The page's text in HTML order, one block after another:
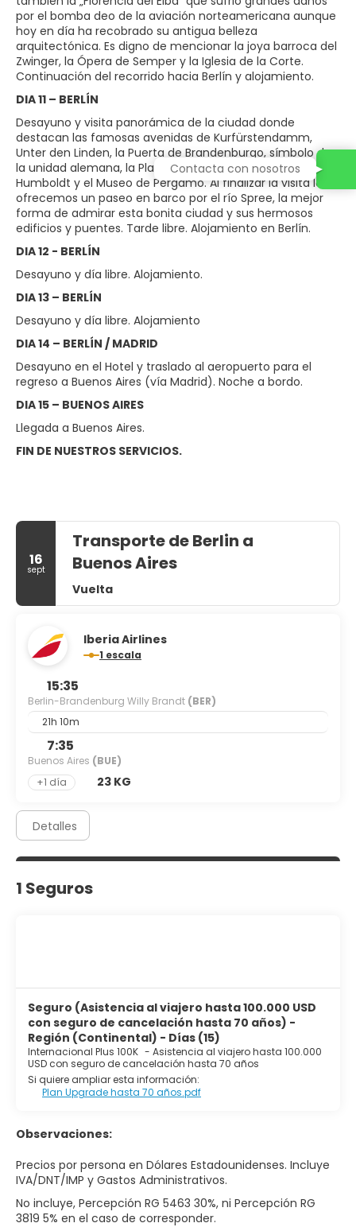
por el bomba deo de la aviación norteamericana aunque
hoy en día ha recobrado su antigua belleza
arquitectónica. Es digno de mencionar la joya barroca del
Zwinger, la Ópera de Semper y la Iglesia de la Corte.
Continuación del recorrido hacia Berlín y alojamiento.
DIA 11 – BERLÍN
Desayuno y visita panorámica de la ciudad donde
destacan las famosas avenidas de Kurfürstendamm,
Unter den Linden, la Puerta de Brandenburgo, símbolo de
la unidad alemana, la Plaza de Alejandro, la Universidad de
Humboldt y el Museo de Pérgamo. Al finalizar la visita les
ofrecemos un paseo en barco por el río Spree, la mejor
forma de admirar esta bonita ciudad y sus hermosos
edificios y puentes. Tarde libre. Alojamiento en Berlín.
DIA 12 - BERLÍN
Desayuno y día libre. Alojamiento.
DIA 13 – BERLÍN
Desayuno y día libre. Alojamiento
DIA 14 – BERLÍN / MADRID
Desayuno en el Hotel y traslado al aeropuerto para el
regreso a Buenos Aires (vía Madrid). Noche a bordo.
DIA 15 – BUENOS AIRES
Llegada a Buenos Aires.
FIN DE NUESTROS SERVICIOS.
16
sept
Transporte de Berlin a
Buenos Aires
Vuelta
Iberia Airlines
1 escala
15:35
Berlin-Brandenburg Willy Brandt (BER)
21h 10m
7:35
Buenos Aires (BUE)
+1 día
23 KG
Detalles
1 Seguros
Seguro (Asistencia al viajero hasta 100.000 USD
con seguro de cancelación hasta 70 años) -
Región (Continental) - Días (15)
Internacional Plus 100K - Asistencia al viajero hasta 100.000
USD con seguro de cancelación hasta 70 años
Si quiere ampliar esta información:
Plan Upgrade hasta 70 años.pdf
Observaciones:
Precios por persona en Dólares Estadounidenses. Incluye
IVA/DNT/IMP y Gastos Administrativos.
No incluye, Percepción RG 5463 30%, ni Percepción RG
3819 5% en el caso de corresponder.
Contacta con nosotros